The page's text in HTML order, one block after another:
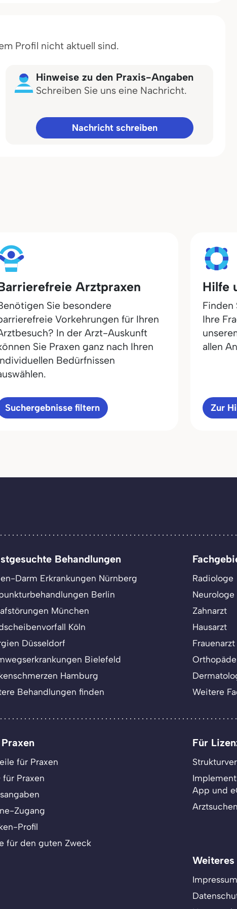
Profil nicht aktuell sind.
Hinweise zu den Praxis-Angaben
Schreiben Sie uns eine Nachricht.
Nachricht schreiben
Arztpraxen
Sie besondere
Vorkehrungen für Ihren
In der Arzt-Auskunft
Sie Praxen ganz nach Ihren
Bedürfnissen
Suchergebnisse filtern
Hilfe
Finden
Ihre
allen
Zur
Behandlungen
Darm Erkrankungen Nürnberg
Berlin
München
Köln
Düsseldorf
Bielefeld
Hamburg
Behandlungen finden
Radiologe
Neurologe
Zahnarzt
Hausarzt
Frauenarzt
Weitere
für Praxen
für Praxen
Zugang
Profil
für den guten Zweck
Für
App und
Weiteres
Impressum